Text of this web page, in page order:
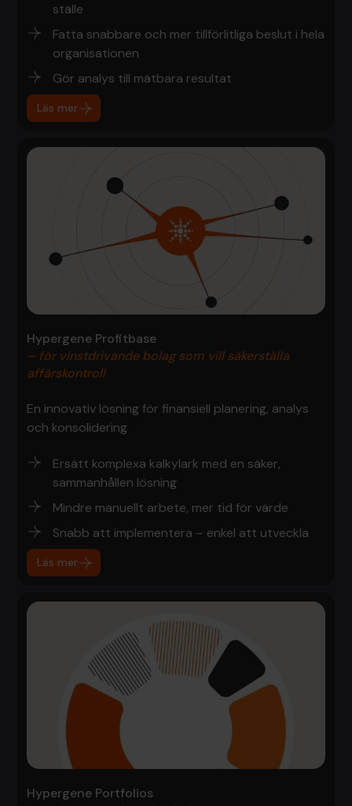
ställe
Fatta snabbare och mer tillförlitliga beslut i hela
organisationen
Gör analys till mätbara resultat
Läs mer
Hypergene Profitbase
– för vinstdrivande bolag som vill säkerställa
affärskontroll
En innovativ lösning för finansiell planering, analys
och konsolidering
Ersätt komplexa kalkylark med en säker,
sammanhållen lösning
Mindre manuellt arbete, mer tid för värde
Snabb att implementera – enkel att utveckla
Läs mer
Hypergene Portfolios